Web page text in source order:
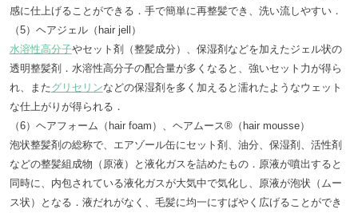
感に仕上げることができる．手で簡単に再整髪でき、洗い流しやすい．
（5）ヘアジェル（hair jell）
水溶性高分子やセット剤（整髪成分）、保湿剤などを加えたジェル状の
透明整髪剤．水溶性高分子の配合量が多くなると、強いセット力が得ら
れ、またグリセリンなどの保湿剤を多く加えると濡れたようなウェット
な仕上がりが得られる．
（6）ヘアフォーム（hair foam）、ヘアムース®（hair mousse）
泡状整髪剤の総称で、エアゾール缶にセット剤、油分、保湿剤、活性剤
などの整髪組成物（原液）と液化ガスを詰めたもの．原液が噴出すると
同時に、内包されている液化ガスが大気中で気化し、原液が泡状（ムー
ス状）となる．液だれがなく、毛髪に均一にすばやく広げることができ